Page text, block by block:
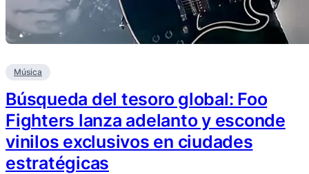
Música
Búsqueda del tesoro global: Foo
Fighters lanza adelanto y esconde
vinilos exclusivos en ciudades
estratégicas